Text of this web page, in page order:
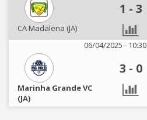
1 - 3
CA Madalena (JA)
06/04/2025 - 10:30
3 - 0
Marinha Grande VC
(JA)